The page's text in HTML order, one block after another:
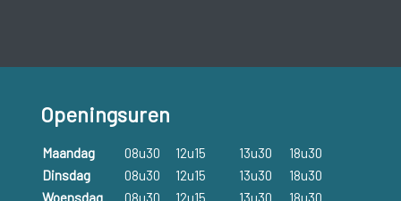
Openingsuren
Maandag 08u30 12u15 13u30
18u30
Dinsdag
08u30 12u15 13u30
18u30
Woensdag
08u30 12u15 13u30
18u30